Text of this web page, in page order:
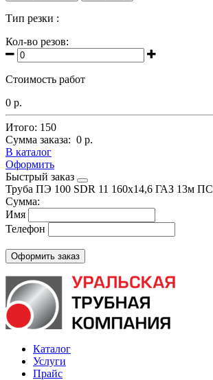
Тип резки :
Кол-во резов:
Стоимость работ
0 р.
Итого: 150
Сумма заказа: 0 р.
В каталог
Оформить
Быстрый заказ
Труба ПЭ 100 SDR 11 160x14,6 ГАЗ 13м ПС
Сумма:
Имя
Телефон
Каталог
Услуги
Прайс